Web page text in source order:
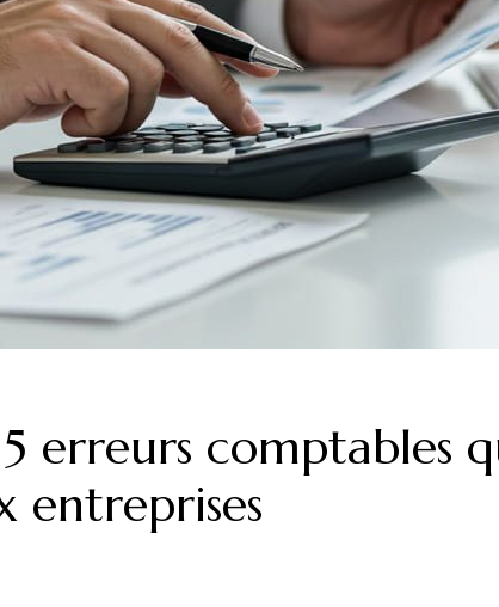
erreurs comptables
entreprises